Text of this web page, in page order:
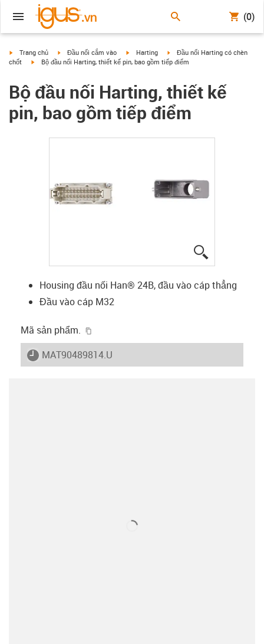
(0)
igus-icon-arrow-right
Trang chủ igus-icon-arrow-right
Đầu nối cắm vào igus-icon-arrow-right
Harting igus-icon-arrow-right
Đầu nối Harting có chèn
chốt
igus-icon-arrow-right
Bộ đầu nối Harting, thiết kế pin, bao gồm tiếp điểm
Bộ đầu nối Harting, thiết kế
pin, bao gồm tiếp điểm
Housing đầu nối Han® 24B, đầu vào cáp thẳng
Đầu vào cáp M32
Mã sản phẩm.
igus-icon-lieferzeit
MAT90489814.U